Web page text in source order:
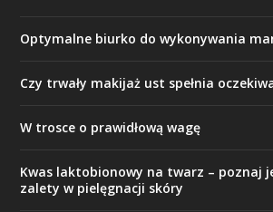
Optymalne biurko do wykonywania
Czy trwały makijaż ust spełnia
W trosce o prawidłową wagę
Kwas laktobionowy na twarz – poznaj
zalety w pielęgnacji skóry